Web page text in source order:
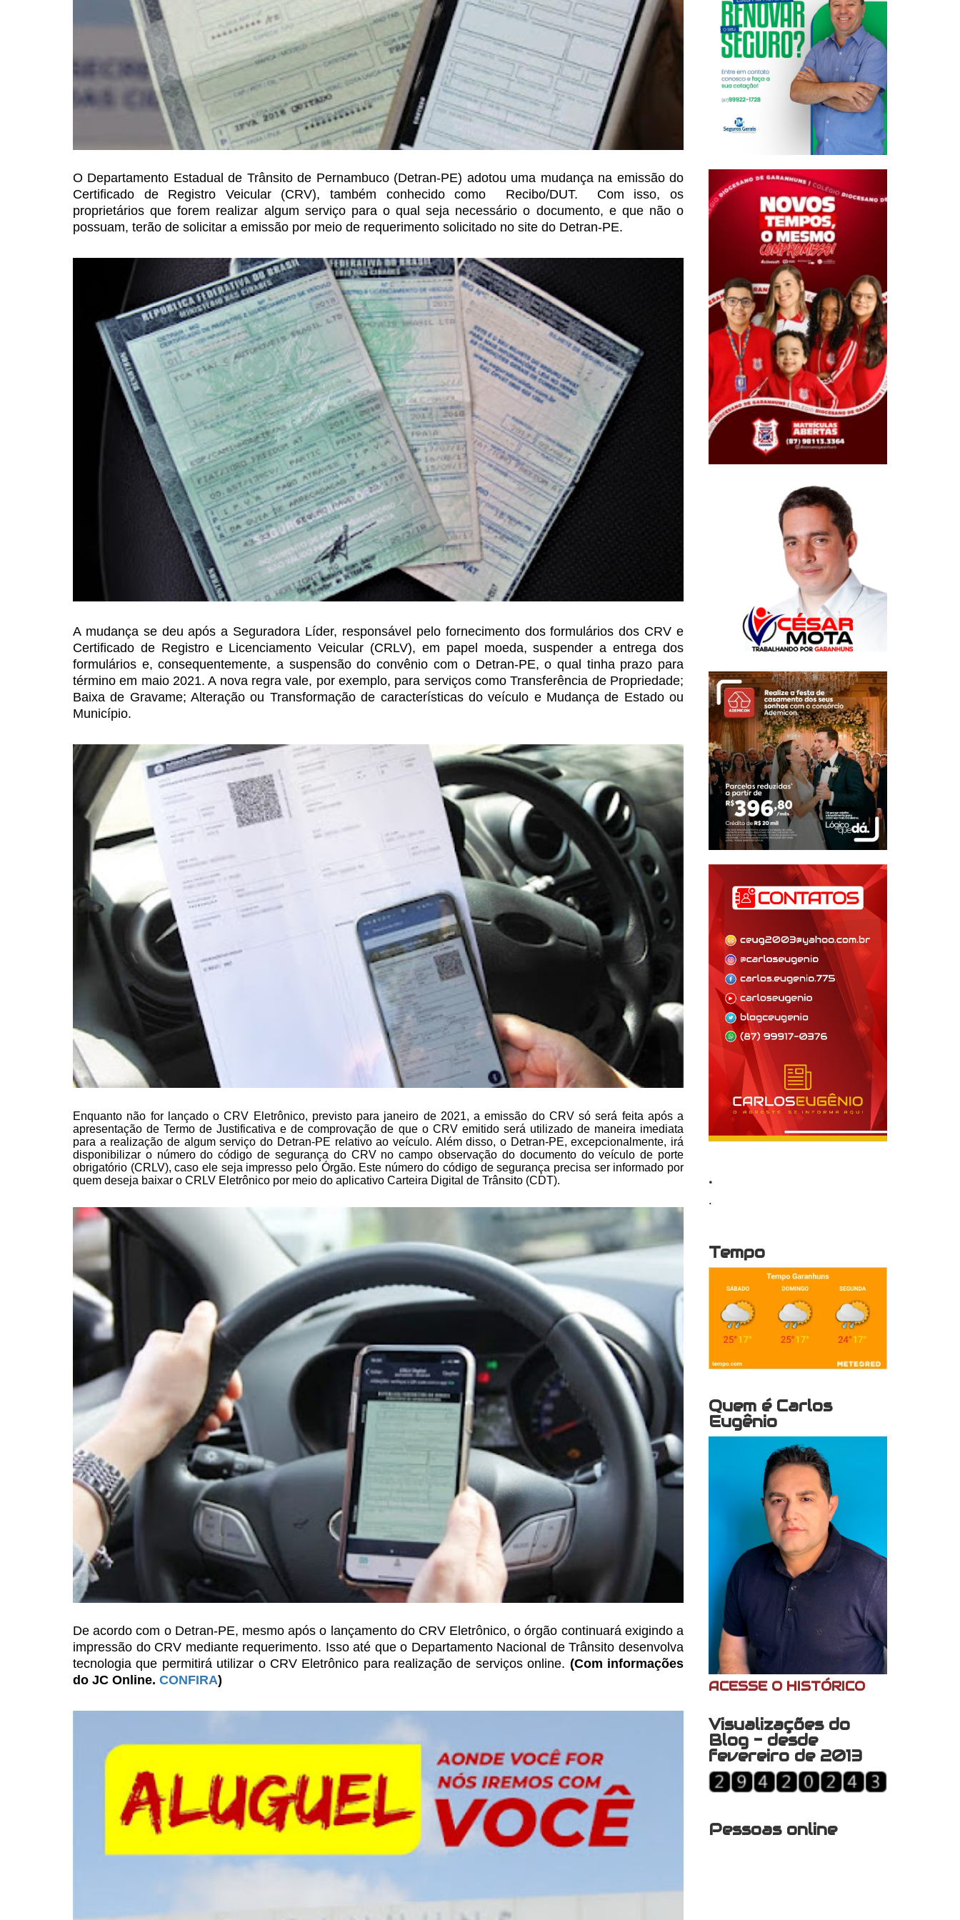
O Departamento Estadual de Trânsito de Pernambuco (Detran-PE) adotou uma mudança na emissão do
Certificado de Registro Veicular (CRV), também conhecido como Recibo/DUT.
Com isso, os
proprietários que forem realizar algum serviço para o qual seja necessário o documento, e que não o
possuam, terão de solicitar a emissão por meio de requerimento solicitado no site do Detran-PE.
A mudança se deu após a Seguradora Líder, responsável pelo fornecimento dos formulários dos CRV e
Certificado de Registro e Licenciamento Veicular (CRLV), em papel moeda, suspender a entrega dos
formulários e, consequentemente, a suspensão do convênio com o Detran-PE, o qual tinha prazo para
término em maio 2021. A novaregra vale, por exemplo, para serviços como Transferência de Propriedade;
Baixa de Gravame; Alteração ou Transformação de características do veículo e Mudançade Estado ou
Município.
Enquanto não for lançado o CRV Eletrônico, previsto para janeiro de 2021, a emissão do CRV só será feita após a
apresentação de Termo de Justificativa e de comprovação de que o CRVemitido será utilizado de maneira imediata
para a realização de algum serviço do Detran-PE relativo ao veículo. Além disso, o Detran-PE, excepcionalmente, irá
disponibilizar o número do código de segurança do CRV no campo observação do documento do veículo de porte
obrigatório (CRLV), caso ele seja impresso pelo Órgão. Este número do código de segurança precisa ser informado por
quem deseja baixar o CRLV Eletrônico por meio do aplicativo Carteira Digital de Trânsito (CDT).
De acordo com o Detran-PE, mesmo após o lançamento do CRVEletrônico, o órgão continuará exigindo a
impressão do CRV medianterequerimento. Isso até que o Departamento Nacional de Trânsito desenvolva
tecnologia que permitirá utilizar o CRV Eletrônico para realização de serviçosonline. (Com informações
do JC Online. CONFIRA)
.
.
Tempo
Quem é Carlos
Eugênio
ACESSE O HISTÓRICO
Visualizações do
Blog - desde
fevereiro de 2013
Pessoas online